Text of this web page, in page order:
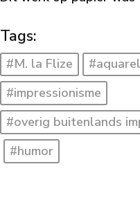
Tags:
#M. la Flize
#impressionisme
#overig buitenlands
#humor